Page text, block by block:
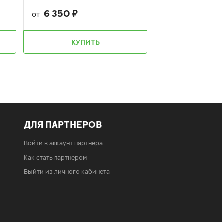
от 6 350 ₽
КУПИТЬ
ДЛЯ ПАРТНЕРОВ
Войти в аккаунт партнера
Как стать партнером
Выйти из личного кабинета